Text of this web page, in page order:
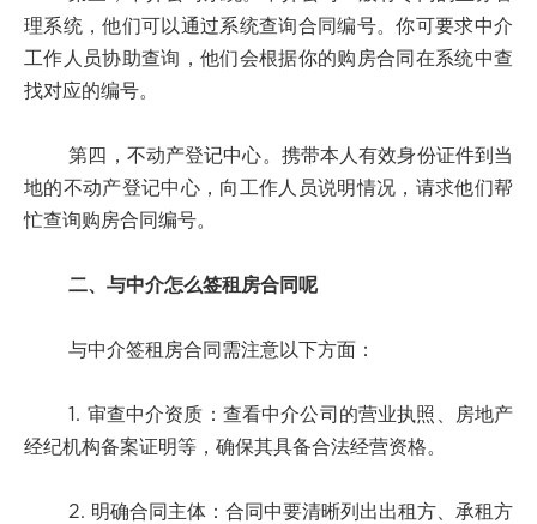
理系统，他们可以通过系统查询合同编号。你可要求中介
工作人员协助查询，他们会根据你的购房合同在系统中查
找对应的编号。
第四，不动产登记中心。携带本人有效身份证件到当
地的不动产登记中心，向工作人员说明情况，请求他们帮
忙查询购房合同编号。
二、与中介怎么签租房合同呢
与中介签租房合同需注意以下方面：
1. 审查中介资质：查看中介公司的营业执照、房地产
经纪机构备案证明等，确保其具备合法经营资格。
2. 明确合同主体：合同中要清晰列出出租方、承租方